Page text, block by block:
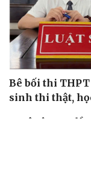
Truy tố Mr
đồng
TƯ VẤN LUẬT